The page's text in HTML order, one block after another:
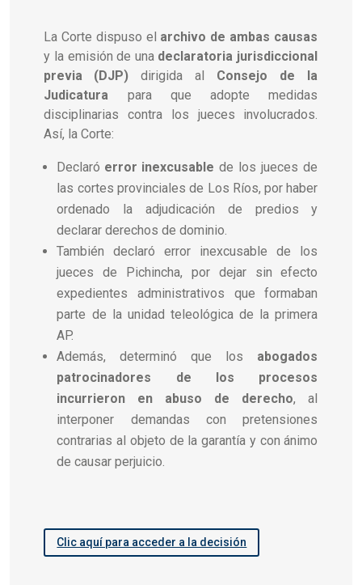
La Corte dispuso el archivo de ambas causas
y la emisión de una declaratoria jurisdiccional
previa (DJP) dirigida al Consejo de la
Judicatura para que adopte medidas
disciplinarias contra los jueces involucrados.
Así, la Corte:
Declaró error inexcusable de los jueces de
las cortes provinciales de Los Ríos, por haber
ordenado la adjudicación de predios y
declarar derechos de dominio.
También declaró error inexcusable de los
jueces de Pichincha, por dejar sin efecto
expedientes administrativos que formaban
parte de la unidad teleológica de la primera
AP.
Además, determinó que los abogados
patrocinadores de los procesos
incurrieron en abuso de derecho, al
interponer demandas con pretensiones
contrarias al objeto de la garantía y con ánimo
de causar perjuicio.
Clic aquí para acceder a la decisión